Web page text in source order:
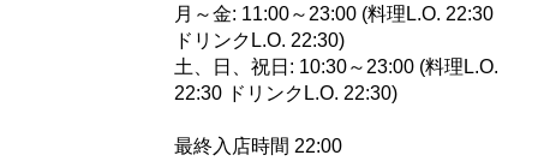
月～金: 11:00～23:00 (料理L.O. 22:30
ドリンクL.O. 22:30)
土、日、祝日: 10:30～23:00 (料理L.O.
22:30 ドリンクL.O. 22:30)
最終入店時間 22:00